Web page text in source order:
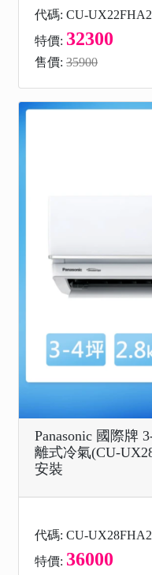
代碼: CU-UX22FHA2
特價: 32300
售價: 35900
Panasonic 國際牌
離式冷氣(CU-
安裝
代碼: CU-UX28FHA2
特價: 36000